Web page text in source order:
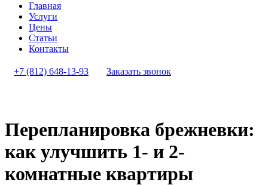
Главная
Услуги
Цены
Статьи
Контакты
+7 (812) 648-13-93 Заказать звонок
Перепланировка брежневки:
как улучшить 1- и 2-
комнатные квартиры